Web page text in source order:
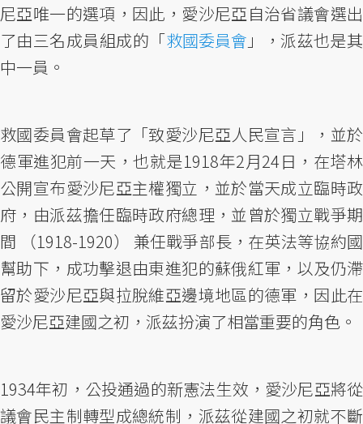
尼亞唯一的選項，因此，愛沙尼亞自治省議會選出
了由三名成員組成的「救國委員會 」，派茲也是其
中一員。
救國委員會起草了「致愛沙尼亞人民宣言」，並於
德軍進犯前一天，也就是1918年2月24日，在塔林
公開宣布愛沙尼亞主權獨立，並於當天成立臨時政
府，由派茲擔任臨時政府總理，並曾於獨立戰爭期
間 （1918-1920） 兼任戰爭部長，在英法等協約國
幫助下，成功擊退由東進犯的蘇俄紅軍，以及仍滯
留於愛沙尼亞與拉脫維亞邊境地區的德軍，因此在
愛沙尼亞建國之初，派茲扮演了相當重要的角色。
1934年初，公投通過的新憲法生效，愛沙尼亞將從
議會民主制轉型成總統制，派茲從建國之初就不斷